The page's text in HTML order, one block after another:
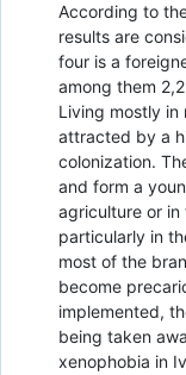
According to
results are
four is a
among them
Living mostly in
attracted by a
colonization.
and form a
agriculture or
particularly in
most of the
become
implemented,
being taken
xenophobia in